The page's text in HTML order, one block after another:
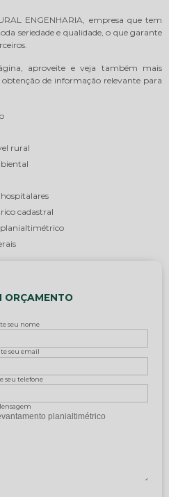
ENGENHARIA, empresa que tem
seriedade e qualidade, o que garante
aproveite e veja também mais
de informação relevante para
rural
cadastral
ORÇAMENTO
seu nome
seu email
seu telefone